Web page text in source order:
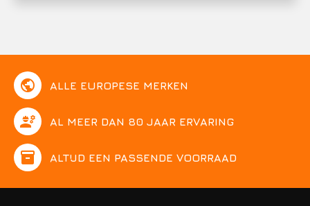
public ALLE EUROPESE MERKEN
engineering AL MEER DAN 80 JAAR ERVARING
inventory ALTIJD EEN PASSENDE VOORRAAD